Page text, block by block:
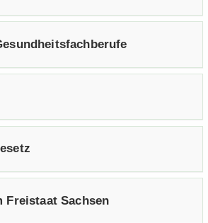
Frei­staat Sach­sen